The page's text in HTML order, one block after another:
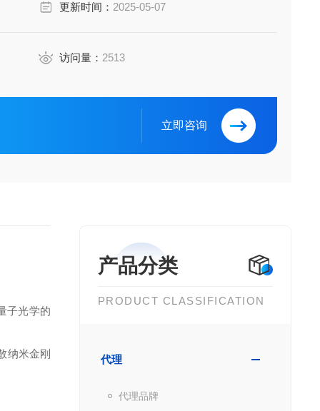
更新时间： 2025-05-07
访问量： 2513
立即咨询
产品分类
PRODUCT CLASSIFICATION
代理
代理品牌
子光学的
纳米金刚